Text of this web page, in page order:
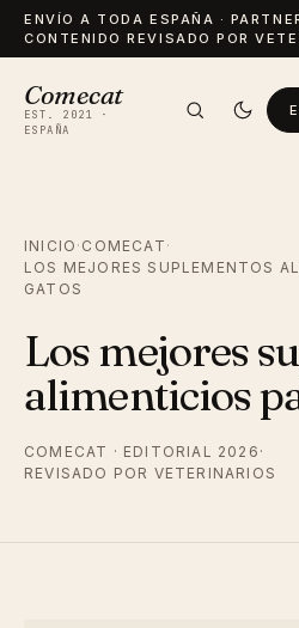
ENVÍO A TODA ESPAÑA ·
CONTENIDO REVISADO POR
Comecat
EST. 2021 ·
ESPAÑA
INICIO · COMECAT ·
LOS MEJORES SUPLEMENTOS
GATOS
Los mejores
alimenticios
COMECAT · EDITORIAL 2026 ·
REVISADO POR VETERINARIOS